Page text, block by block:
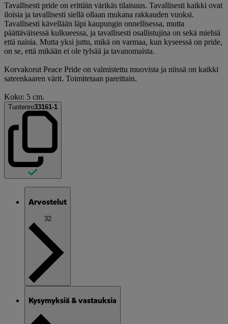
Tavallisesti pride on erittäin värikäs tilaisuus. Tavallisesti kaikki ovat
iloisia ja tavallisesti siellä ollaan mukana rakkauden vuoksi.
Tavallisesti kävellään läpi kaupungin onnellisessa, mutta
päättäväisessä kulkueessa, ja tavallisesti osallistujina on sekä miehiä
että naisia. Mutta yksi juttu, mikä on varmaa, kun kyseessä on pride,
on se, että mikään ei ole tylsää ja tavanomaista.
Korvakorut Peace Pride on valmistettu muovista ja niissä on kaikki
sateenkaaren värit. Toimitetaan pareittain.
Koko: 5 cm.
Tuotenro33161-1
Arvostelut
32
Kysymyksiä & vastauksia